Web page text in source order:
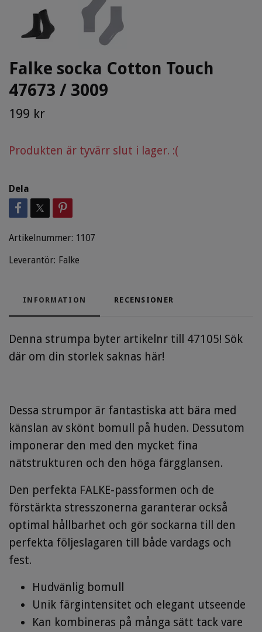
Falke socka Cotton Touch
47673 / 3009
199 kr
Produkten är tyvärr slut i lager. :(
Dela
Artikelnummer: 1107
Leverantör: Falke
INFORMATION RECENSIONER
Denna strumpa byter artikelnr till 47105! Sök
där om din storlek saknas här!
Dessa strumpor är fantastiska att bära med
känslan av skönt bomull på huden. Dessutom
imponerar den med den mycket fina
nätstrukturen och den höga färgglansen.
Den perfekta FALKE-passformen och de
förstärkta stresszonerna garanterar också
optimal hållbarhet och gör sockarna till den
perfekta följeslagaren till både vardags och
fest.
Hudvänlig bomull
Unik färgintensitet och elegant utseende
Kan kombineras på många sätt tack vare